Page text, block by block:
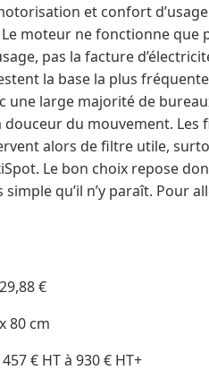
et confort
moteur ne fonctionne
pas la facture
la base la plus
une large majorité de
du mouvement. Les
alors de filtre utile,
Le bon choix repose
qu’il n’y paraît. Pour
€
80 cm
€ HT à 930 € HT+